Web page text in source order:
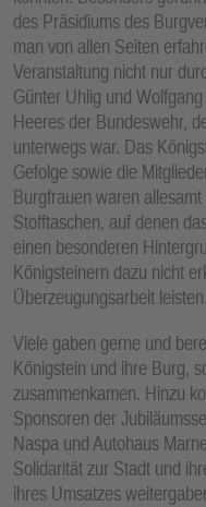
des Präsidiums des
man von allen Seiten
Veranstaltung nicht nur
Günter Uhlig und
Heeres der Bundeswehr,
unterwegs war. Das
Gefolge sowie die
Burgfrauen waren
Stofftaschen, auf denen
einen besonderen
Königsteinern dazu nicht
Überzeugungsarbeit leisten.
Viele gaben gerne und
Königstein und ihre Burg,
zusammenkamen. Hinzu
Sponsoren der
Naspa und Autohaus
Solidarität zur Stadt und
ihres Umsatzes